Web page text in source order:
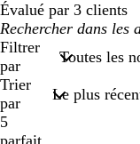
Évalué par 3 clients
Mes
recherches
saisies
Filtrer
par
Trier
par
5
parfait